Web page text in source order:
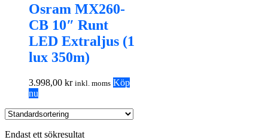
Osram MX260-
CB 10″ Runt
LED Extraljus (1
lux 350m)
3.998,00 kr inkl. moms Köp
nu
Endast ett sökresultat